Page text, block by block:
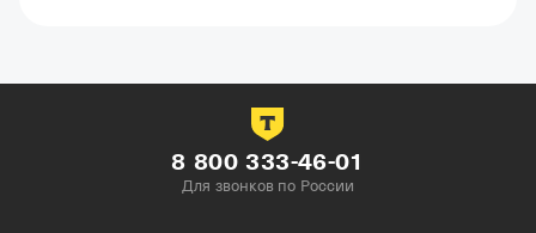
8 800 333-46-01
Для звонков по России